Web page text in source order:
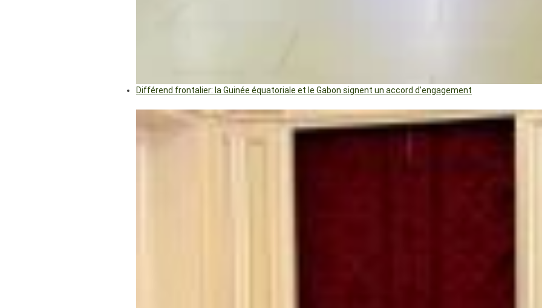
Différend frontalier: la Guinée équatoriale et le Gabon signent un accord d’engagement